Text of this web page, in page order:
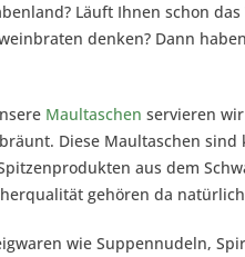
Läuft Ihnen schon
denken? Dann
Maultaschen servieren
Diese Maultaschen
aus dem
gehören da
wie Suppennudeln,